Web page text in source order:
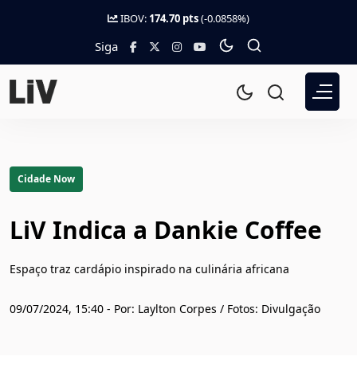
IBOV: 174.70 pts(-0.0858%)
Siga
Cidade Now
LiV Indica a Dankie Coffee
Espaço traz cardápio inspirado na culinária africana
09/07/2024, 15:40 - Por: Laylton Corpes / Fotos: Divulgação